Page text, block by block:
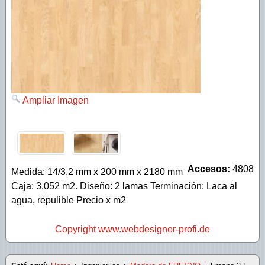
SPC Rustic tabla larga
Ampliar Imagen
Accesos: 4808
Medida: 14/3,2 mm x 200 mm x 2180 mm
Caja: 3,052 m2. Diseño: 2 lamas Terminación: Laca al
agua, repulible Precio x m2
Copyright www.webdesigner-profi.de